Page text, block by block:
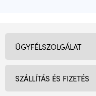
ÜGYFÉLSZOLGÁLAT
SZÁLLÍTÁS ÉS FIZETÉS